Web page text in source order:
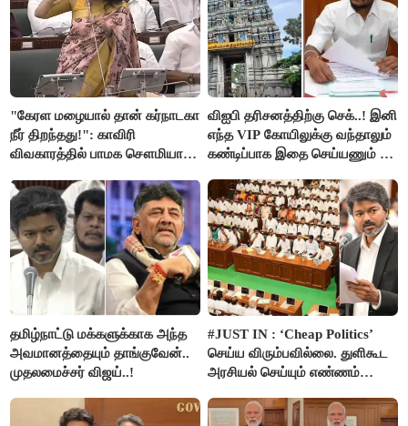
"கேரள மழையால் தான் கர்நாடகா
நீர் திறந்தது!": காவிரி
விவகாரத்தில் பாமக சௌமியா
விஐபி தரிசனத்திற்கு செக்..! இனி
எந்த VIP கோயிலுக்கு வந்தாலும்
கண்டிப்பாக இதை செய்யணும் -
தமிழ்நாட்டு மக்களுக்காக அந்த
அவமானத்தையும் தாங்குவேன்..
முதலமைச்சர் விஜய்..!
#JUST IN : ‘Cheap Politics’
செய்ய விரும்பவில்லை. துளிகூட
அரசியல் செய்யும் எண்ணம்
விஜய் பதில்!